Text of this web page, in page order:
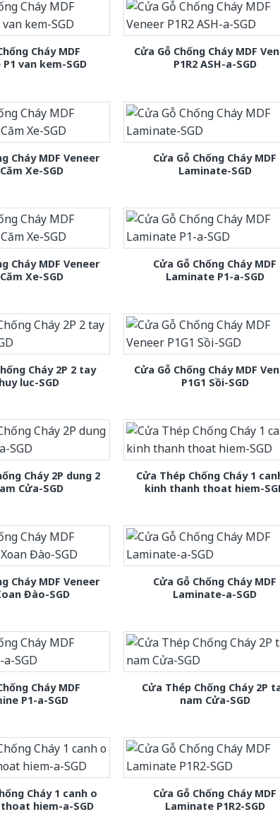
Cháy MDF
van kem-SGD
Cửa Gỗ Chống Cháy MDF
P1R2 ASH-a-SGD
Cháy MDF Veneer
Xe-SGD
Cửa Gỗ Chống Cháy MDF
Laminate-SGD
Cháy MDF Veneer
Xe-SGD
Cửa Gỗ Chống Cháy MDF
Laminate P1-a-SGD
Cháy 2P 2 tay
luc-SGD
Cửa Gỗ Chống Cháy MDF
P1G1 Sồi-SGD
Cháy 2P dung 2
Cửa-SGD
Cửa Thép Chống Cháy 1
kinh thanh thoat hiem-
Cháy MDF Veneer
Đào-SGD
Cửa Gỗ Chống Cháy MDF
Laminate-a-SGD
Cháy MDF
P1-a-SGD
Cửa Thép Chống Cháy 2P
nam Cửa-SGD
Cháy 1 canh o
hiem-a-SGD
Cửa Gỗ Chống Cháy MDF
Laminate P1R2-SGD